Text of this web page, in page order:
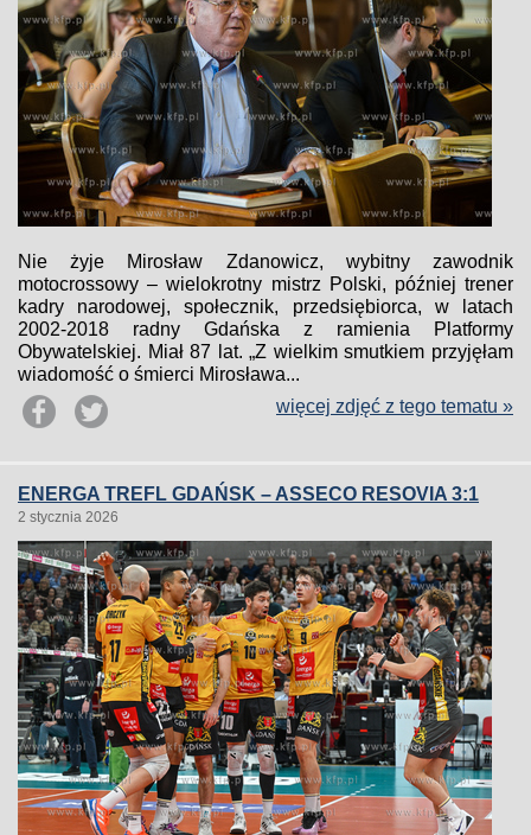
Nie żyje Mirosław Zdanowicz, wybitny zawodnik
motocrossowy – wielokrotny mistrz Polski, później trener
kadry narodowej, społecznik, przedsiębiorca, w latach
2002-2018 radny Gdańska z ramienia Platformy
Obywatelskiej. Miał 87 lat. „Z wielkim smutkiem przyjęłam
wiadomość o śmierci Mirosława...
więcej zdjęć z tego tematu »
ENERGA TREFL GDAŃSK – ASSECO RESOVIA 3:1
2 stycznia 2026